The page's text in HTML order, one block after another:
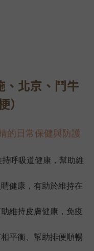
、北京、鬥牛
的日常保健與防護
呼吸道健康，幫助維
健康，有助於維持在
維持皮膚健康，免疫
平衡、幫助排便順暢